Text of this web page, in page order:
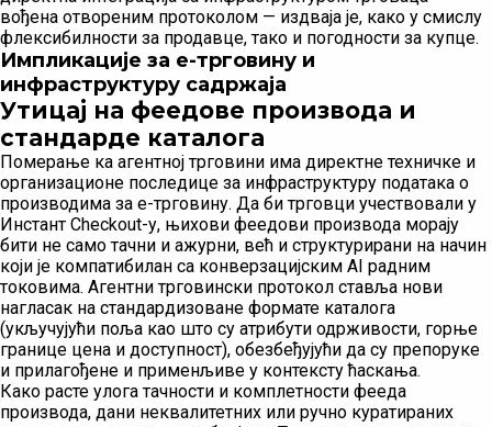
вођена отвореним протоколом — издваја је, како у смислу
флексибилности за продавце, тако и погодности за купце.
Импликације за е-трговину и
инфраструктуру садржаја
Утицај на феедове производа и
стандарде каталога
Померање ка агентној трговини има директне техничке и
организационе последице за инфраструктуру података о
производима за е-трговину. Да би трговци учествовали у
Инстант Checkout-у, њихови феедови производа морају
бити не само тачни и ажурни, већ и структурирани на начин
који је компатибилан са конверзацијским AI радним
токовима. Агентни трговински протокол ставља нови
нагласак на стандардизоване формате каталога
(укључујући поља као што су атрибути одрживости, горње
границе цена и доступност), обезбеђујући да су препоруке
и прилагођене и применљиве у контексту ћаскања.
Како расте улога тачности и комплетности фееда
производа, дани неквалитетних или ручно куратираних